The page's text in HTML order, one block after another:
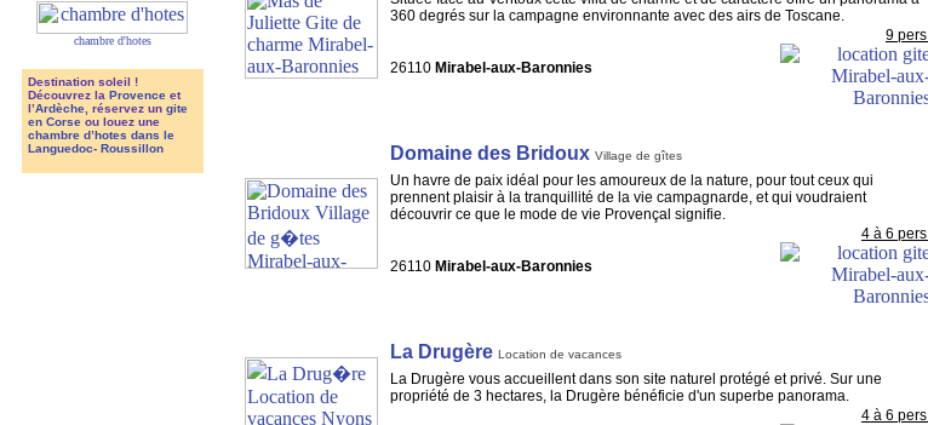
chambre d'hotes
Destination soleil !
Découvrez la Provenceet
l’Ardèche, réservez un gite
en Corseou louez une
chambre d’hotes dans le
Languedoc- Roussillon
360 degrés sur la campagne environnante avec des airs de Toscane.
26110 Mirabel-aux-Baronnies
9 pers.
Domaine des Bridoux Village de gîtes
Un havre de paix idéal pour les amoureux de la nature, pour tout ceux qui
prennent plaisir à la tranquillité de la vie campagnarde, et qui voudraient
découvrir ce que le mode de vie Provençal signifie.
26110 Mirabel-aux-Baronnies
4 à 6 pers.
La Drugère Location de vacances
La Drugère vous accueillent dans son site naturel protégé et privé. Sur une
propriété de 3 hectares, la Drugère bénéficie d'un superbe panorama.
4 à 6 pers.